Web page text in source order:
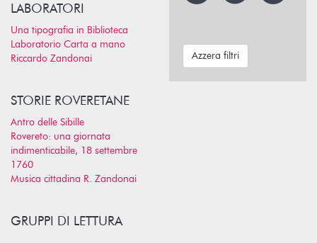
LABORATORI
Una tipografia in Biblioteca
Laboratorio Carta a mano
Riccardo Zandonai
STORIE ROVERETANE
Antro delle Sibille
Rovereto: una giornata
indimenticabile, 18 settembre
1760
Musica cittadina R. Zandonai
GRUPPI DI LETTURA
Azzera filtri